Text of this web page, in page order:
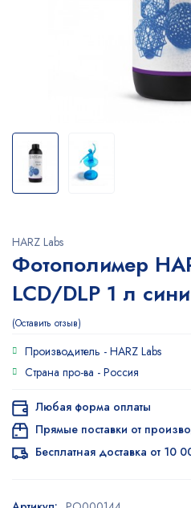
HARZ Labs
Фотополимер
LCD/DLP 1 л
Оставить отзыв
Производитель - HARZ Labs
Страна про-ва - Россия
Любая форма оплаты
Прямые поставки от
Бесплатная доставка от 10